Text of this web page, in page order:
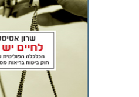
שרון אסיסקוביץ
יעקב (קובי) מצר